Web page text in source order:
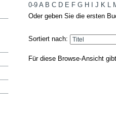
0-9 A B C D E F G H J K L
Oder geben Sie die ersten
Sortiert nach:
Für diese Browse-Ansicht